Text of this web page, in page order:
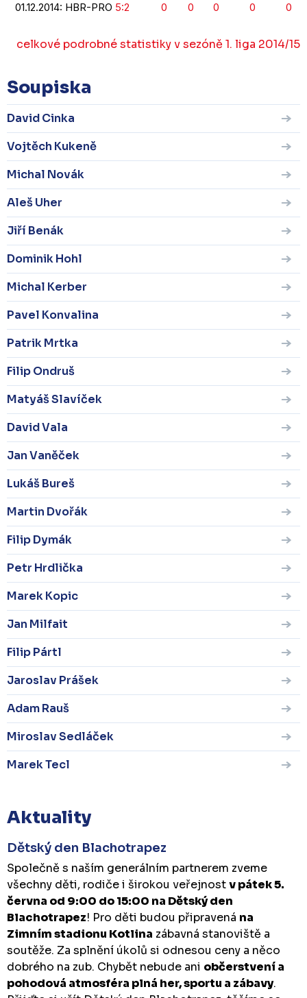
01.12.2014: HBR-PRO 5:2 0 0 0 0 0
celkové podrobné statistiky v sezóně 1. liga 2014/15
Soupiska
David Cinka
Vojtěch Kukeně
Michal Novák
Aleš Uher
Jiří Benák
Dominik Hohl
Michal Kerber
Pavel Konvalina
Patrik Mrtka
Filip Ondruš
Matyáš Slavíček
David Vala
Jan Vaněček
Lukáš Bureš
Martin Dvořák
Filip Dymák
Petr Hrdlička
Marek Kopic
Jan Milfait
Filip Pártl
Jaroslav Prášek
Adam Rauš
Miroslav Sedláček
Marek Tecl
Aktuality
Dětský den Blachotrapez
Společně s naším generálním partnerem zveme
všechny děti, rodiče i širokou veřejnostv pátek 5.
června od 9:00 do 15:00 na Dětský den
Blachotrapez! Pro děti budou připravená na
Zimním stadionu Kotlina zábavná stanoviště a
soutěže. Za splnění úkolů si odnesou ceny a něco
dobrého na zub. Chybět nebude ani občerstvení a
pohodová atmosféra plná her, sportu a zábavy.